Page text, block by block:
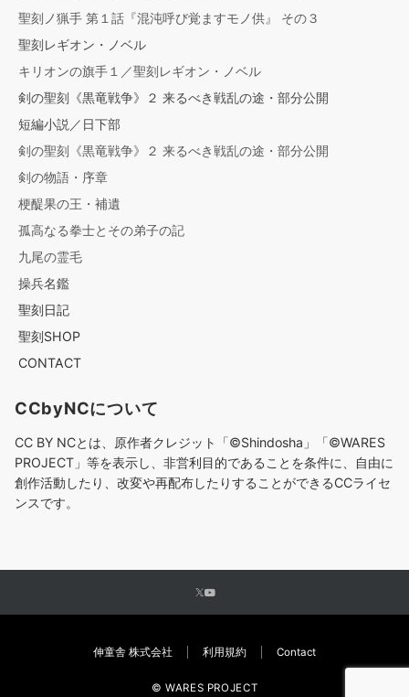
聖刻ノ猟手 第１話『混沌呼び覚ますモノ供』 その３
聖刻レギオン・ノベル
キリオンの旗手１／聖刻レギオン・ノベル
剣の聖刻《黒竜戦争》２ 来るべき戦乱の途・部分公開
短編小説／日下部
剣の聖刻《黒竜戦争》２ 来るべき戦乱の途・部分公開
剣の物語・序章
梗醍果の王・補遺
孤高なる拳士とその弟子の記
九尾の霊毛
操兵名鑑
聖刻日記
聖刻SHOP
CONTACT
CCbyNCについて
CC BY NCとは、原作者クレジット「©︎Shindosha」「©︎WARES
PROJECT」等を表示し、非営利目的であることを条件に、自由に
創作活動したり、改変や再配布したりすることができるCCライセ
ンスです。
伸童舎 株式会社 利用規約 Contact
© WARES PROJECT